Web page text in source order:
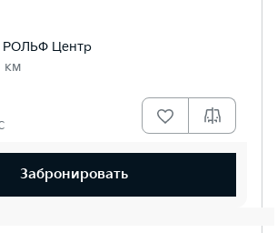
Центр
км
Забронировать